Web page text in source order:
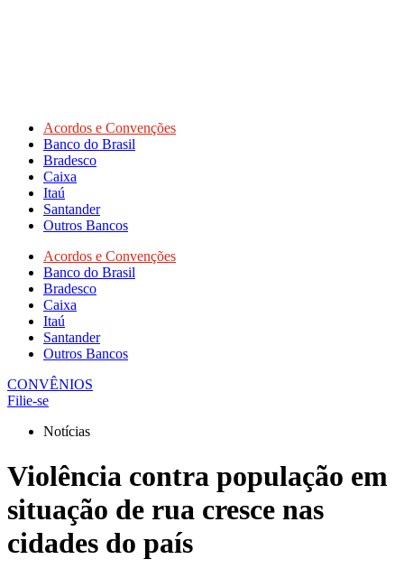
Acordos e Convenções
Banco do Brasil
Bradesco
Caixa
Itaú
Santander
Outros Bancos
Acordos e Convenções
Banco do Brasil
Bradesco
Caixa
Itaú
Santander
Outros Bancos
CONVÊNIOS
Filie-se
Notícias
Violência contra população em
situação de rua cresce nas
cidades do país